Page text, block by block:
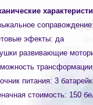
соправождение:
эфекты: да
развивающие
питания: 3
стоимость: 150